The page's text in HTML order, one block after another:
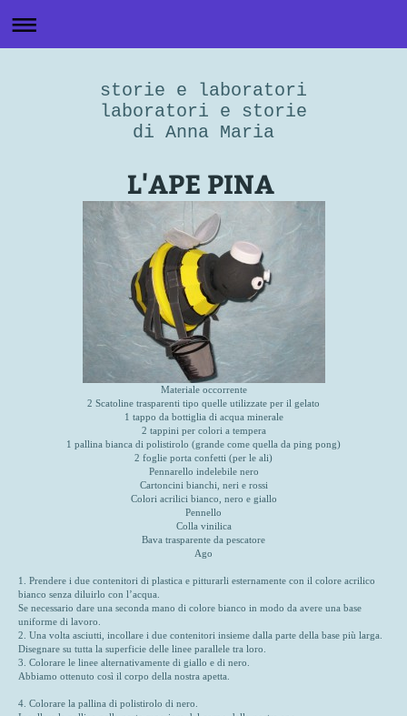
storie e laboratori
laboratori e storie
di Anna Maria
L'APE PINA
Materiale occorrente
2 Scatoline trasparenti tipo quelle utilizzate per il gelato
1 tappo da bottiglia di acqua minerale
2 tappini per colori a tempera
1 pallina bianca di polistirolo (grande come quella da ping pong)
2 foglie porta confetti (per le ali)
Pennarello indelebile nero
Cartoncini bianchi, neri e rossi
Colori acrilici bianco, nero e giallo
Pennello
Colla vinilica
Bava trasparente da pescatore
Ago
1. Prendere i due contenitori di plastica e pitturarli esternamente con il colore acrilico
bianco senza diluirlo con l’acqua.
Se necessario dare una seconda mano di colore bianco in modo da avere una base
uniforme di lavoro.
2. Una volta asciutti, incollare i due contenitori insieme dalla parte della base più larga.
Disegnare su tutta la superficie delle linee parallele tra loro.
3. Colorare le linee alternativamente di giallo e di nero.
Abbiamo ottenuto così il corpo della nostra apetta.
4. Colorare la pallina di polistirolo di nero.